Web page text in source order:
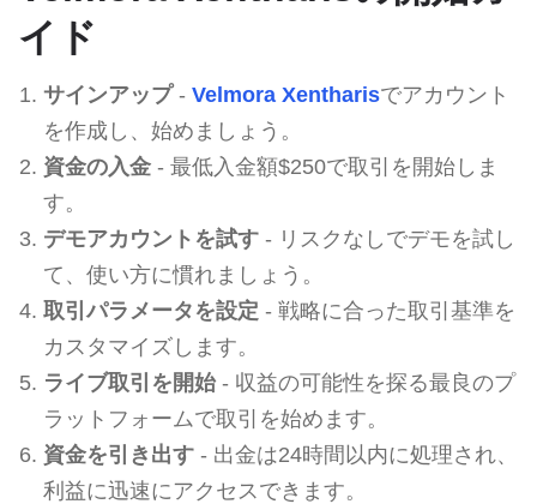
イド
サインアップ- Velmora Xentharisでアカウント
を作成し、始めましょう。
資金の入金- 最低入金額$250で取引を開始しま
す。
デモアカウントを試す- リスクなしでデモを試し
て、使い方に慣れましょう。
取引パラメータを設定 - 戦略に合った取引基準を
カスタマイズします。
ライブ取引を開始- 収益の可能性を探る最良のプ
ラットフォームで取引を始めます。
資金を引き出す- 出金は24時間以内に処理され、
利益に迅速にアクセスできます。